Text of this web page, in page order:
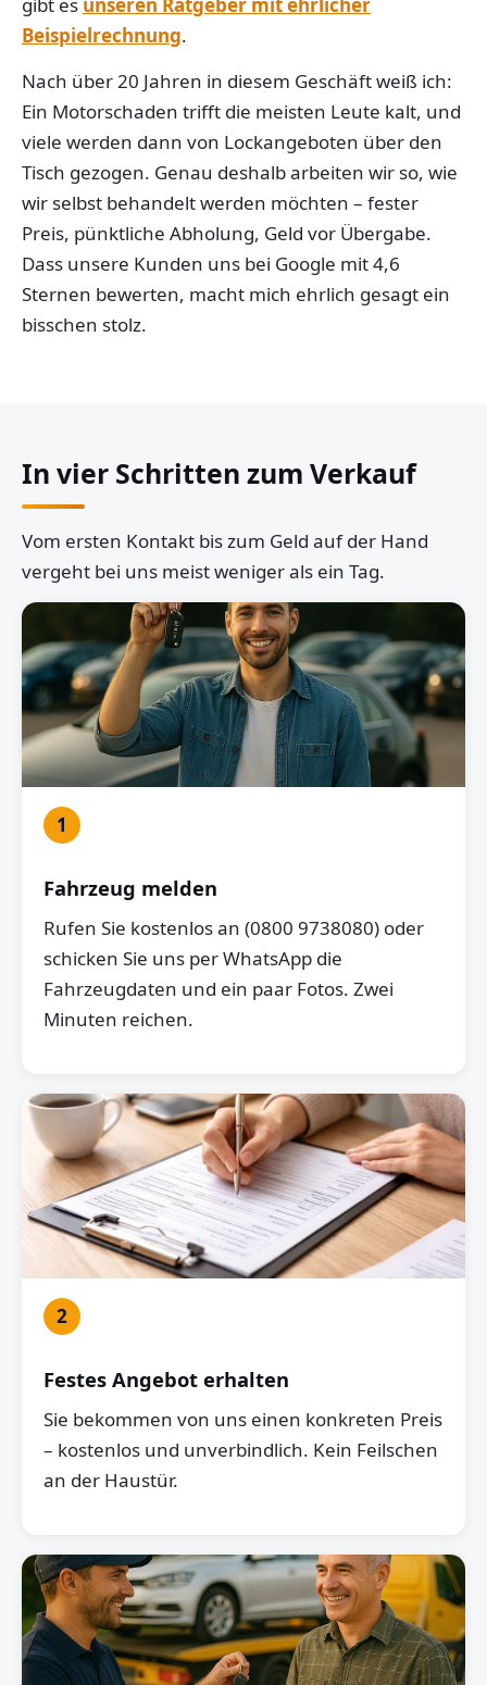
Beispielrechnung.
Nach über 20 Jahren in diesem Geschäft weiß ich:
Ein Motorschaden trifft die meisten Leute kalt, und
viele werden dann von Lockangeboten über den
Tisch gezogen. Genau deshalb arbeiten wir so, wie
wir selbst behandelt werden möchten – fester
Preis, pünktliche Abholung, Geld vor Übergabe.
Dass unsere Kunden uns bei Google mit 4,6
Sternen bewerten, macht mich ehrlich gesagt ein
bisschen stolz.
In vier Schritten zum Verkauf
Vom ersten Kontakt bis zum Geld auf der Hand
vergeht bei uns meist weniger als ein Tag.
1
Fahrzeug melden
Rufen Sie kostenlos an (0800 9738080) oder
schicken Sie uns per WhatsApp die
Fahrzeugdaten und ein paar Fotos. Zwei
Minuten reichen.
2
Festes Angebot erhalten
Sie bekommen von uns einen konkreten Preis
– kostenlos und unverbindlich. Kein Feilschen
an der Haustür.